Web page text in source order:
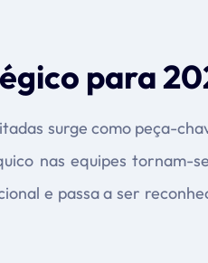
para
surge como peça-
nas equipes tornam-
e passa a ser